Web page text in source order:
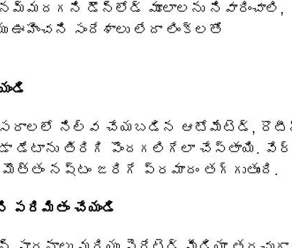
డౌన్‌లోడ్ మూలాలను నివారించాలి,
సందేశాలు లేదా లింక్‌లతో
నిల్వ చేయబడిన ఆటోమేటెడ్,
డేటాను తిరిగి పొందగలిగేలా చేస్తాయి.
నష్టం జరిగే ప్రమాదం తగ్గుతుంది.
చేయండి